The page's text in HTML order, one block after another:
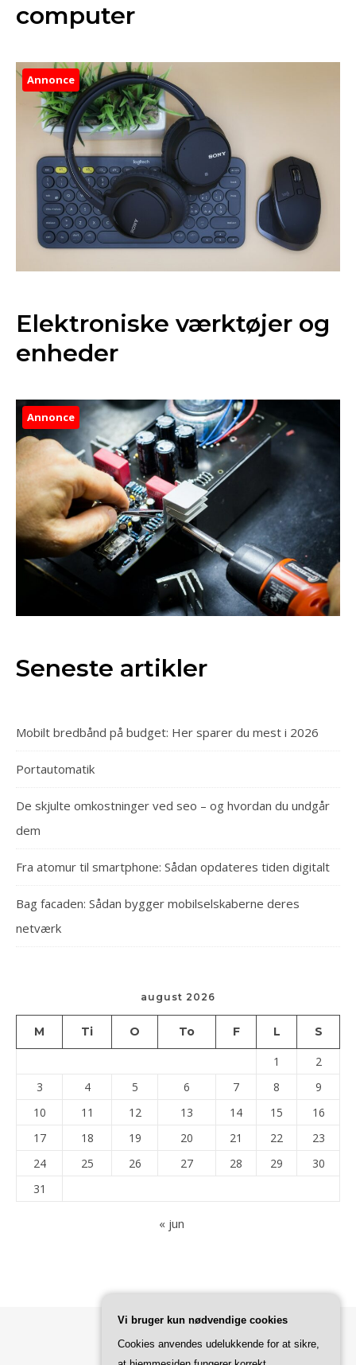
computer
Annonce
Elektroniske værktøjer og
enheder
Annonce
Seneste artikler
Mobilt bredbånd på budget: Her sparer du mest i 2026
Portautomatik
De skjulte omkostninger ved seo – og hvordan du undgår
dem
Fra atomur til smartphone: Sådan opdateres tiden digitalt
Bag facaden: Sådan bygger mobilselskaberne deres
netværk
august 2026
M Ti O To F L S
1
2
3
4 5 6 7 8
9
10
11 12 13 14 15
16
17
18 19 20 21 22
23
24
25 26 27 28 29
30
31
« jun
Vi bruger kun nødvendige cookies
Cookies anvendes udelukkende for at sikre,